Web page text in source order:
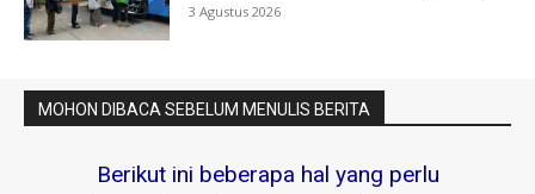
3 Agustus 2026
MOHON DIBACA SEBELUM MENULIS BERITA
Berikut ini beberapa hal yang perlu